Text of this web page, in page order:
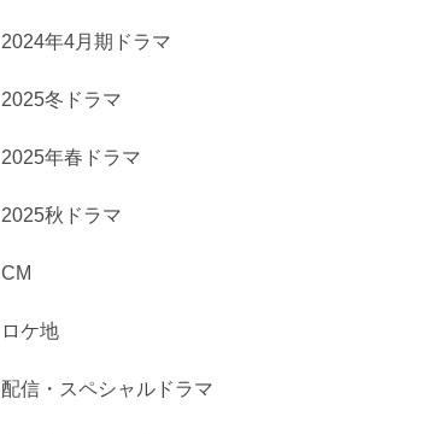
2024年4月期ドラマ
2025冬ドラマ
2025年春ドラマ
2025秋ドラマ
CM
ロケ地
配信・スペシャルドラマ